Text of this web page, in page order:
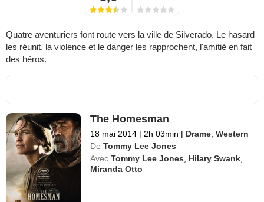
Quatre aventuriers font route vers la ville de Silverado. Le hasard
les réunit, la violence et le danger les rapprochent, l'amitié en fait
des héros.
The Homesman
18 mai 2014 | 2h 03min | Drame ,Western
De Tommy Lee Jones
Avec Tommy Lee Jones Hilary Swank
Miranda Otto